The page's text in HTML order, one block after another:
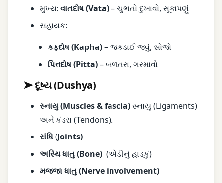
મુખ્ય: વાતદોષ (Vata)– ચુભતો દુખાવો, સૂકાપણું
સહાયક:
કફદોષ (Kapha)– જકડાઈ જવું, સોજો
પિત્તદોષ (Pitta)– બળતરા, ગરમાવો
➤ દૂષ્ય (Dushya)
સ્નાયુ (Muscles & fascia)સ્નાયુ (Ligaments)
અને કંડરા (Tendons).
સંધિ (Joints)
અસ્થિ ધાતુ (Bone) (એડીનું હાડકું)
મજ્જા ધાતુ (Nerve involvement)